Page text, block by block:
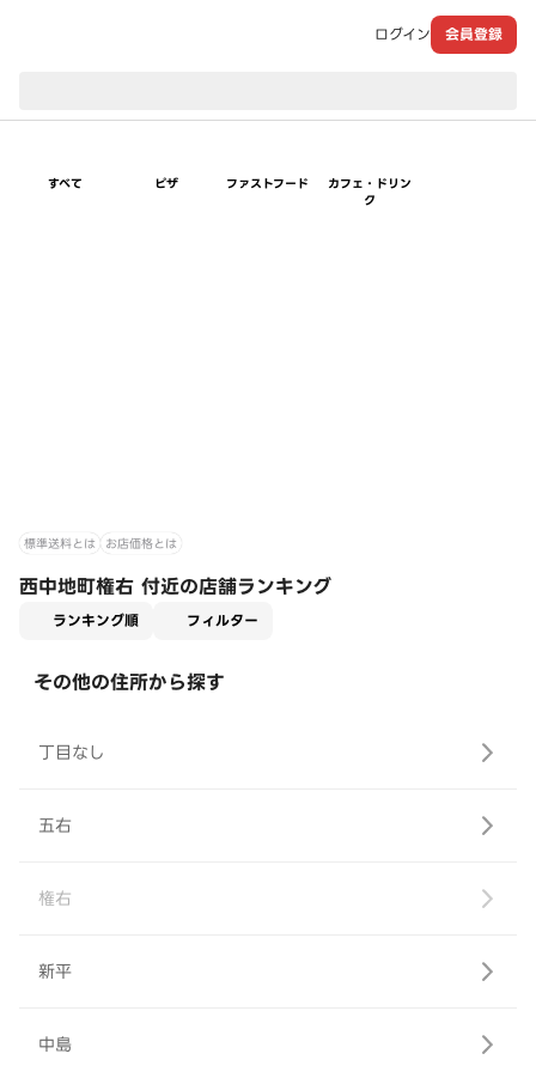
ログイン 会員登録
すべて ピザ ファストフード
カフェ・ドリン
ク
標準送料とは お店価格とは
西中地町権右 付近の店舗ランキング
ランキング順 フィルター
その他の住所から探す
丁目なし
五右
権右
新平
中島